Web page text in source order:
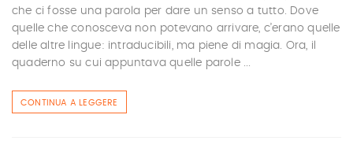
che ci fosse una parola per dare un senso a tutto. Dove
quelle che conosceva non potevano arrivare, c’erano quelle
delle altre lingue: intraducibili, ma piene di magia. Ora, il
quaderno su cui appuntava quelle parole ...
CONTINUA A LEGGERE